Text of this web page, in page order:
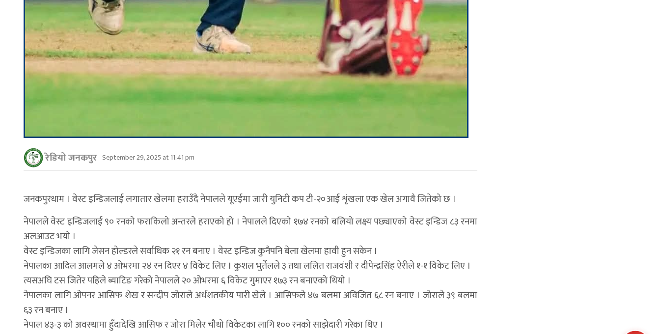
रेडियो जनकपुर September 29, 2025 at 11:41 pm
जनकपुरधाम । वेस्ट इन्डिजलाई लगातार खेलमा हराउँदै नेपालले यूएईमा जारी युनिटी कप टी-२०आई शृंखला एक खेल अगावै जितेको छ ।
नेपालले वेस्ट इन्डिजलाई ९० रनको फराकिलो अन्तरले हराएको हो । नेपालले दिएको १७४ रनको बलियो लक्ष्य पछ्याएको वेस्ट इन्डिज ८३ रनमा
अलआउट भयो ।
वेस्ट इन्डिजका लागि जेसन होल्डरले सर्वाधिक २१ रन बनाए । वेस्ट इन्डिज कुनैपनि बेला खेलमा हावी हुन सकेन ।
नेपालका आदिल आलमले ४ ओभरमा २४ रन दिएर ४ विकेट लिए । कुशल भुर्तेलले ३ तथा ललित राजवंशी र दीपेन्द्रसिंह ऐरीले १-१ विकेट लिए ।
त्यसअघि टस जितेर पहिले ब्याटिङ गरेको नेपालले २० ओभरमा ६ विकेट गुमाएर १७३ रन बनाएको थियो ।
नेपालका लागि ओपनर आसिफ शेख र सन्दीप जोराले अर्धशतकीय पारी खेले । आसिफले ४७ बलमा अविजित ६८ रन बनाए । जोराले ३९ बलमा
६३ रन बनाए ।
नेपाल ४३-३ को अवस्थामा हुँदादेखि आसिफ र जोरा मिलेर चौथो विकेटका लागि १०० रनको साझेदारी गरेका थिए ।